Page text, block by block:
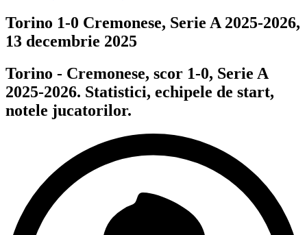
Torino 1-0 Cremonese, Serie A 2025-2026,
13 decembrie 2025
Torino - Cremonese, scor 1-0, Serie A
2025-2026. Statistici, echipele de start,
notele jucatorilor.